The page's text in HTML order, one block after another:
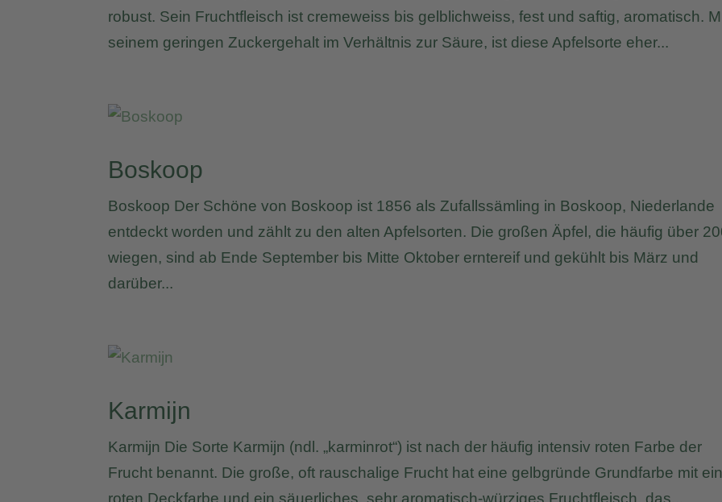
robust. Sein Fruchtfleisch ist cremeweiss bis gelblichweiss, fest und saftig, aromatisch.
seinem geringen Zuckergehalt im Verhältnis zur Säure, ist diese Apfelsorte eher...
Boskoop
Boskoop Der Schöne von Boskoop ist 1856 als Zufallssämling in Boskoop, Niederlande
entdeckt worden und zählt zu den alten Apfelsorten. Die großen Äpfel, die häufig über
wiegen, sind ab Ende September bis Mitte Oktober erntereif und gekühlt bis März und
darüber...
Karmijn
Karmijn Die Sorte Karmijn (ndl. „karminrot“) ist nach der häufig intensiv roten Farbe der
Frucht benannt. Die große, oft rauschalige Frucht hat eine gelbgründe Grundfarbe mit
roten Deckfarbe und ein säuerliches, sehr aromatisch-würziges Fruchtfleisch, das...